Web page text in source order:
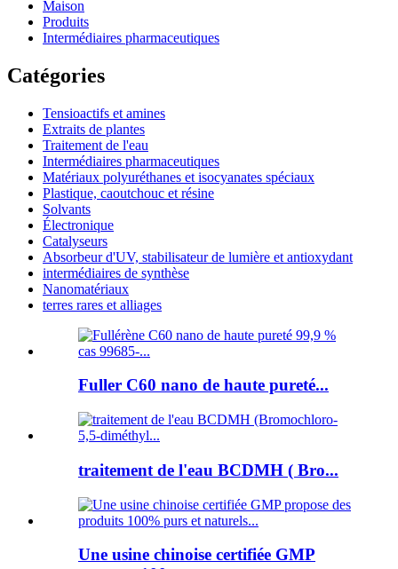
Maison
Produits
Intermédiaires pharmaceutiques
Catégories
Tensioactifs et amines
Extraits de plantes
Traitement de l'eau
Intermédiaires pharmaceutiques
Matériaux polyuréthanes et isocyanates spéciaux
Plastique, caoutchouc et résine
Solvants
Électronique
Catalyseurs
Absorbeur d'UV, stabilisateur de lumière et antioxydant
intermédiaires de synthèse
Nanomatériaux
terres rares et alliages
Fuller C60 nano de haute pureté...
traitement de l'eau BCDMH ( Bro...
Une usine chinoise certifiée GMP